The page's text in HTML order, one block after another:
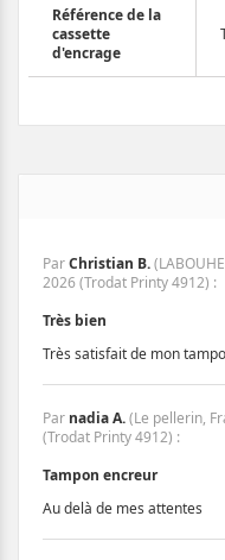
Référence de la
cassette
d'encrage
ParChristian B.
2026(Trodat Printy 4912) :
Très bien
Très satisfait de mon
Par nadia A.(Le pellerin,
(Trodat Printy 4912) :
Tampon encreur
Au delà de mes attentes